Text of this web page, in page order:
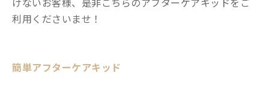
利用くださいませ！
簡単アフターケアキッド